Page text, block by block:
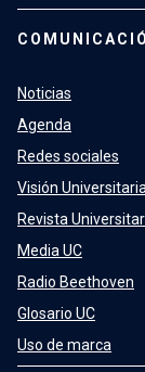
Noticias
Agenda
Redes sociales
Visión
Revista
Media UC
Radio Beethoven
Glosario UC
Uso de marca